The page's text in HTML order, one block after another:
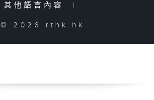
其他語言內容
|
© 2026 rthk.hk